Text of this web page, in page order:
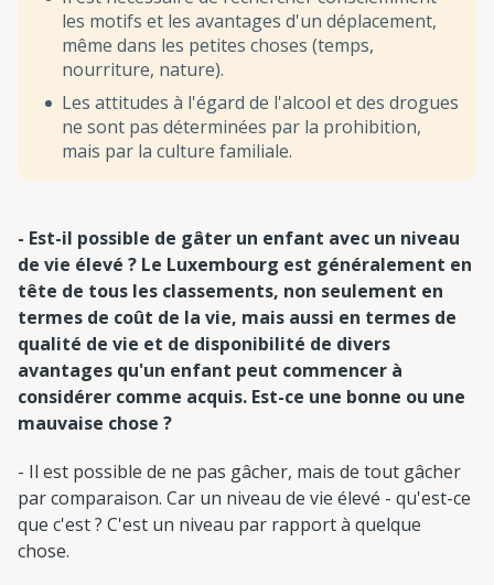
les motifs et les avantages d'un déplacement,
même dans les petites choses (temps,
nourriture, nature).
Les attitudes à l'égard de l'alcool et des drogues
ne sont pas déterminées par la prohibition,
mais par la culture familiale.
- Est-il possible de gâter un enfant avec un niveau
de vie élevé ? Le Luxembourg est généralement en
tête de tous les classements, non seulement en
termes de coût de la vie, mais aussi en termes de
qualité de vie et de disponibilité de divers
avantages qu'un enfant peut commencer à
considérer comme acquis. Est-ce une bonne ou une
mauvaise chose ?
- Il est possible de ne pas gâcher, mais de tout gâcher
par comparaison. Car un niveau de vie élevé - qu'est-ce
que c'est ? C'est un niveau par rapport à quelque
chose.